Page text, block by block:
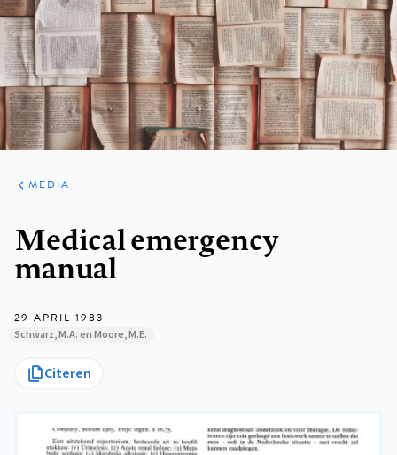
ARTIKELEN
VARIA
MEDIA
Medical emergency
manual
29 APRIL 1983
Schwarz, M.A. en Moore, M.E.
Citeren